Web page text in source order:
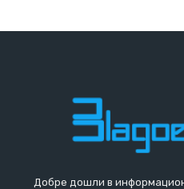
Добре дошли в